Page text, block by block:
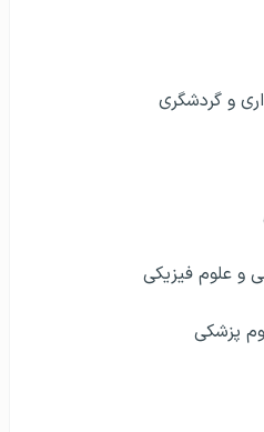
و گردشگری
و علوم فیزیکی
پزشکی